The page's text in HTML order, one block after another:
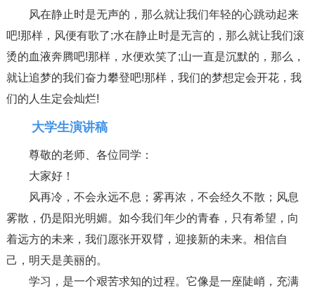
风在静止时是无声的，那么就让我们年轻的心跳动起来
吧!那样，风便有歌了;水在静止时是无言的，那么就让我们滚
烫的血液奔腾吧!那样，水便欢笑了;山一直是沉默的，那么，
就让追梦的我们奋力攀登吧!那样，我们的梦想定会开花，我
们的人生定会灿烂!
大学生演讲稿
尊敬的老师、各位同学：
大家好！
风再冷，不会永远不息；雾再浓，不会经久不散；风息
雾散，仍是阳光明媚。如今我们年少的青春，只有希望，向
着远方的未来，我们愿张开双臂，迎接新的未来。相信自
己，明天是美丽的。
学习，是一个艰苦求知的过程。它像是一座陡峭，充满